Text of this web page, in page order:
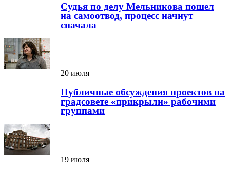
Судья по делу Мельникова пошел
на самоотвод, процесс начнут
сначала
20 июля
Публичные обсуждения проектов на
градсовете «прикрыли» рабочими
группами
19 июля